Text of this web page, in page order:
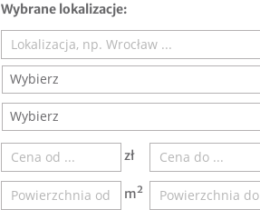
Wybrane lokalizacje:
Wybierz
Wybierz
zł
m²